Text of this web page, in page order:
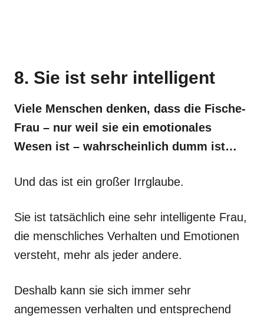
8. Sie ist sehr intelligent
Viele Menschen denken, dass die Fische-
Frau – nur weil sie ein emotionales
Wesen ist – wahrscheinlich dumm ist…
Und das ist ein großer Irrglaube.
Sie ist tatsächlich eine sehr intelligente Frau,
die menschliches Verhalten und Emotionen
versteht, mehr als jeder andere.
Deshalb kann sie sich immer sehr
angemessen verhalten und entsprechend